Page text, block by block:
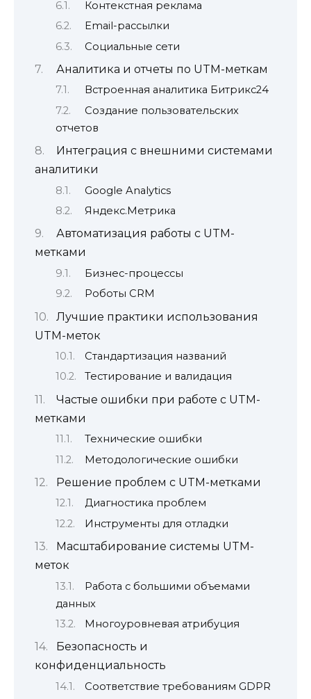
Контекстная реклама
Email-рассылки
Социальные сети
Аналитика и отчеты по UTM-меткам
Встроенная аналитика Битрикс24
Создание пользовательских
отчетов
Интеграция с внешними системами
аналитики
Google Analytics
Яндекс.Метрика
Автоматизация работы с UTM-
метками
Бизнес-процессы
Роботы CRM
Лучшие практики использования
UTM-меток
Стандартизация названий
Тестирование и валидация
Частые ошибки при работе с UTM-
метками
Технические ошибки
Методологические ошибки
Решение проблем с UTM-метками
Диагностика проблем
Инструменты для отладки
Масштабирование системы UTM-
меток
Работа с большими объемами
данных
Многоуровневая атрибуция
Безопасность и
конфиденциальность
Соответствие требованиям GDPR